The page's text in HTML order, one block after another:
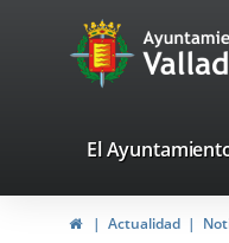
Portal
Web
de
valladolid.es
El
HomeActualidad